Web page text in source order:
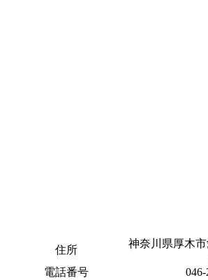
住所
神奈川県厚木
電話番号
046-